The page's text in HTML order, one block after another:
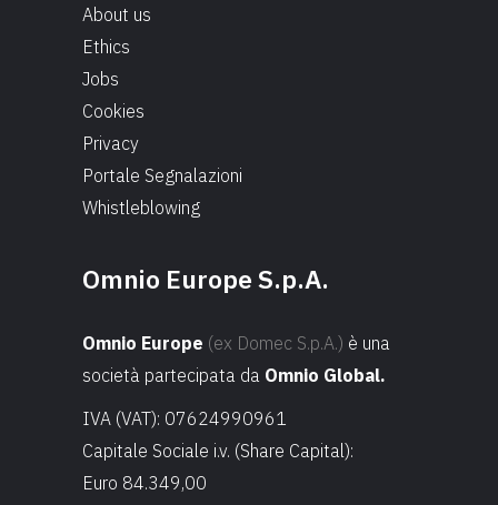
About us
Ethics
Jobs
Cookies
Privacy
Portale Segnalazioni
Whistleblowing
Omnio Europe S.p.A.
Omnio Europe (ex Domec S.p.A.) è una
società partecipata da Omnio Global.
IVA (VAT): 07624990961
Capitale Sociale i.v. (Share Capital):
Euro 84.349,00